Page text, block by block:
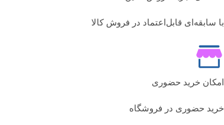
با سابقه‌ای قابل‌اعتماد در فروش کالا
امکان خرید حضوری
خرید حضوری در فروشگاه